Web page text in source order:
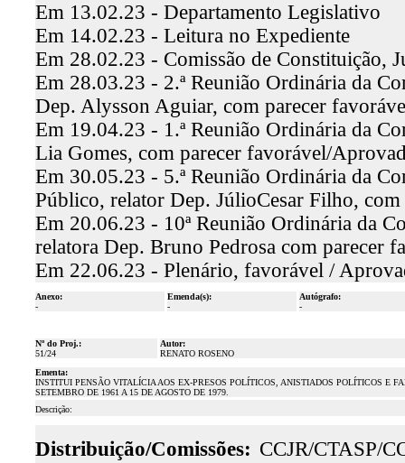
Em 13.02.23 - Departamento Legislativo
Em 14.02.23 - Leitura no Expediente
Em 28.02.23 - Comissão de Constituição,
Em 28.03.23 - 2.ª Reunião Ordinária da
Dep. Alysson Aguiar, com parecer
Em 19.04.23 - 1.ª Reunião Ordinária da
Lia Gomes, com parecer favorável/
Em 30.05.23 - 5.ª Reunião Ordinária da
Público, relator Dep. JúlioCesar Filho,
Em 20.06.23 - 10ª Reunião Ordinária da
relatora Dep. Bruno Pedrosa com parecer
Em 22.06.23 - Plenário, favorável /
Anexo:
-
Emenda(s):
-
Autógrafo:
-
Nº do Proj.:
51/24
Autor:
RENATO ROSENO
Ementa:
INSTITUI PENSÃO VITALÍCIA AOS EX-PRESOS POLÍTICOS, ANISTIADOS POLÍTICOS E
SETEMBRO DE 1961 A 15 DE AGOSTO DE 1979.
Descrição:
Distribuição/Comissões: CCJR/CTASP/